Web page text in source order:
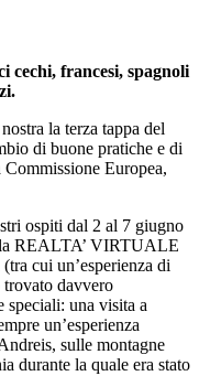
cechi, francesi, spagnoli
la terza tappa del
di buone pratiche e di
Europea,
ospiti dal 2 al 7 giugno
REALTA’ VIRTUALE
cui un’esperienza di
davvero
speciali: una visita a
un’esperienza
sulle montagne
durante la quale era stato